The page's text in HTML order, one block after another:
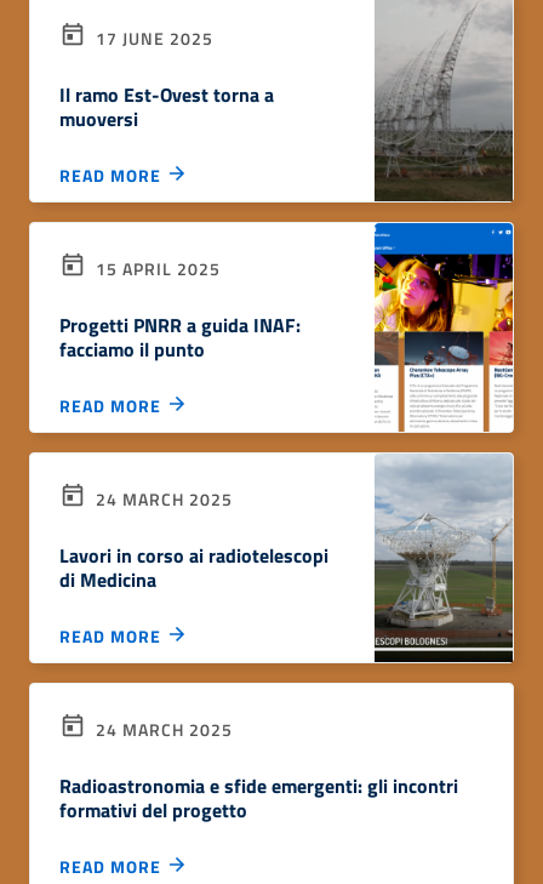
17 JUNE 2025
Il ramo Est-Ovest torna a
muoversi
READ MORE
15 APRIL 2025
Progetti PNRR a guida INAF:
facciamo il punto
READ MORE
24 MARCH 2025
Lavori in corso ai radiotelescopi
di Medicina
READ MORE
24 MARCH 2025
Radioastronomia e sfide emergenti: gli incontri
formativi del progetto
READ MORE